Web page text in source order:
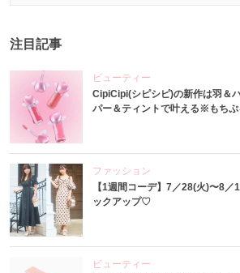
注目記事
ビューティー
CipiCipi(シピシピ)の新作は羽＆
パー＆ティントで叶える※もち
ファッション
【1週間コーデ】7／28(火)〜8
ックアップ♡
ビューティー